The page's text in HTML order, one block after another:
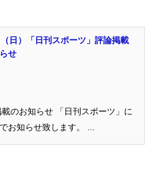
日）「日刊スポーツ」評論掲載
せ
載のお知らせ 「日刊スポーツ」に
お知らせ致します。 ...